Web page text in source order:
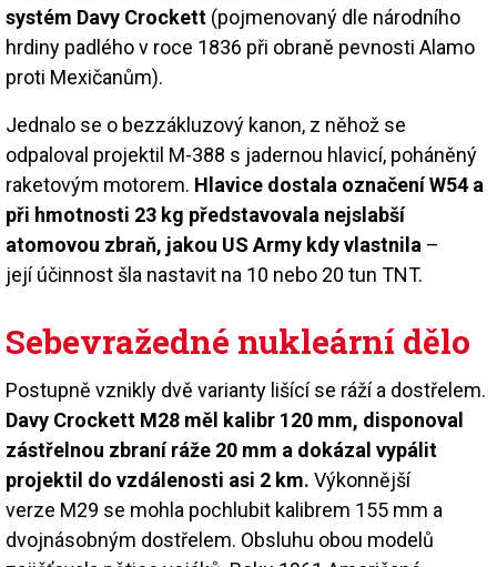
systém Davy Crockett (pojmenovaný dle národního
hrdiny padlého v roce 1836 při obraně pevnosti Alamo
proti Mexičanům).
Jednalo se o bezzákluzový kanon, z něhož se
odpaloval projektil M-388 s jadernou hlavicí, poháněný
raketovým motorem. Hlavice dostala označení W54 a
při hmotnosti 23 kg představovala nejslabší
atomovou zbraň, jakou US Army kdy vlastnila –
její účinnost šla nastavit na 10 nebo 20 tun TNT.
Sebevražedné nukleární dělo
Postupně vznikly dvě varianty lišící se ráží a dostřelem.
Davy Crockett M28 měl kalibr 120 mm, disponoval
zástřelnou zbraní ráže 20 mm a dokázal vypálit
projektil do vzdálenosti asi 2 km. Výkonnější
verze M29 se mohla pochlubit kalibrem 155 mm a
dvojnásobným dostřelem. Obsluhu obou modelů